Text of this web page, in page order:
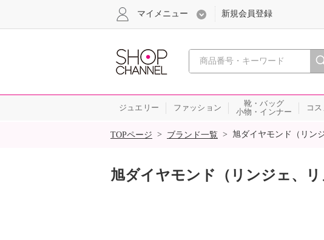
心おどる、瞬間を。通
マイメニュー 新規会員登録
ジュエリー ファッション
靴・バッグ
小物・インナー
コス
SALE
TOPページ > ブランド一覧 > 旭ダイヤモンド（リン
旭ダイヤモンド（リンジェ、